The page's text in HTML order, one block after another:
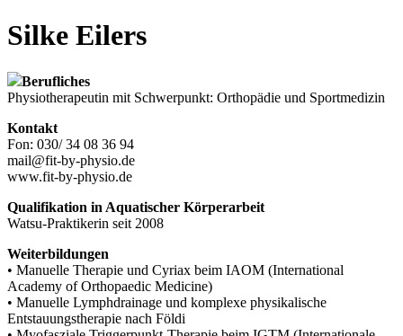
Silke Eilers
Berufliches
Physiotherapeutin mit Schwerpunkt: Orthopädie und Sportmedizin
Kontakt
Fon: 030/ 34 08 36 94
mail@fit-by-physio.de
www.fit-by-physio.de
Qualifikation in Aquatischer Körperarbeit
Watsu-Praktikerin seit 2008
Weiterbildungen
• Manuelle Therapie und Cyriax beim IAOM (International
Academy of Orthopaedic Medicine)
• Manuelle Lymphdrainage und komplexe physikalische
Entstauungstherapie nach Földi